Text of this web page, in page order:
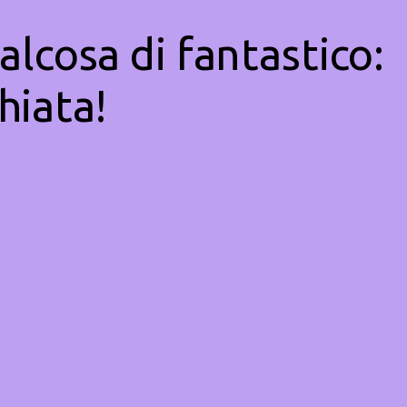
di fantastico: